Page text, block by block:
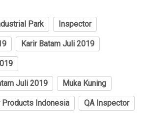
Park Inspector
Karir Batam Juli 2019
Juli 2019 Muka Kuning
Products Indonesia QA Inspector